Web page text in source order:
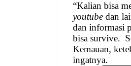
“Kalian bisa
youtube dan
dan informasi
bisa survive.
Kemauan,
ingatnya.